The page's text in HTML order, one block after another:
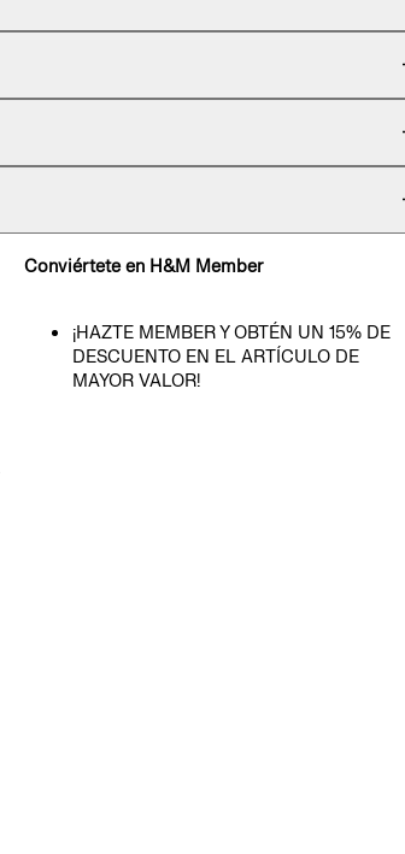
Conviértete en H&M Member
¡HAZTE MEMBER Y OBTÉN UN 15% DE
DESCUENTO EN EL ARTÍCULO DE
MAYOR VALOR!